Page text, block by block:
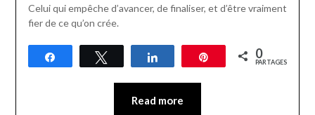
Celui qui empêche d’avancer, de finaliser, et d’être vraiment
fier de ce qu’on crée.
Partagez Tweetez Partagez Épingle 0
PARTAGES
Read more